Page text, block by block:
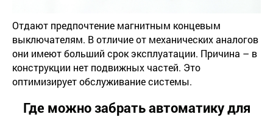
Отдают предпочтение магнитным концевым
выключателям. В отличие от механических аналогов
они имеют больший срок эксплуатации. Причина – в
конструкции нет подвижных частей. Это
оптимизирует обслуживание системы.
Где можно забрать автоматику для